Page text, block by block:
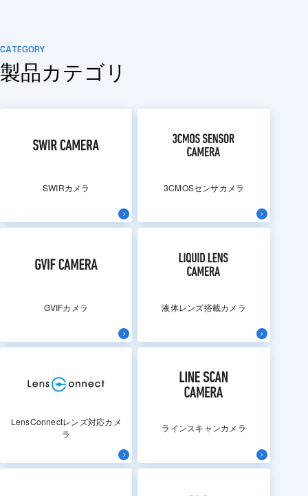
CATEGORY
製品カテゴリ
SWIRカメラ 3CMOSセンサカメラ
GVIFカメラ 液体レンズ搭載カメラ
LensConnectレンズ対応カメ
ラ
ラインスキャンカメラ